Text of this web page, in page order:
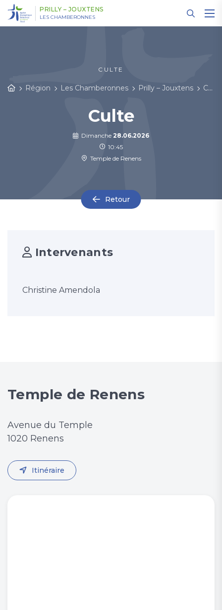
PRILLY – JOUXTENS
LES CHAMBERONNES
CULTE
Région Les Chamberonnes Prilly – Jouxtens Cultes et événements
Culte
Dimanche 28.06.2026
10:45
Temple de Renens
Retour
Intervenants
Christine Amendola
Temple de Renens
Avenue du Temple
1020 Renens
Itinéraire
Panneau de gestion des cookies